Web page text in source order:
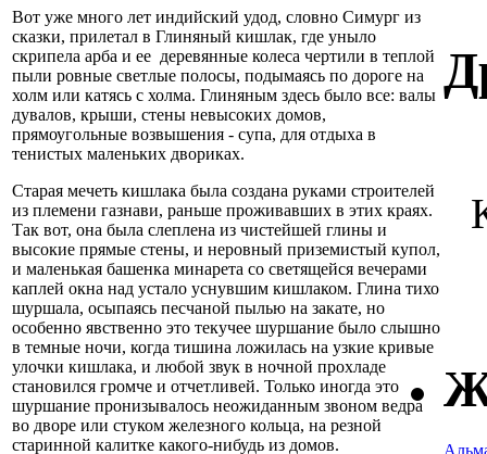
Вот уже много лет индийский удод, словно Симург из
сказки, прилетал в Глиняный кишлак, где уныло
скрипела арба и ее деревянные колеса чертили в теплой
пыли ровные светлые полосы, подымаясь по дороге на
холм или катясь с холма. Глиняным здесь было все: валы
дувалов, крыши, стены невысоких домов,
прямоугольные возвышения - супа, для отдыха в
тенистых маленьких двориках.
Старая мечеть кишлака была создана руками строителей
из племени газнави, раньше проживавших в этих краях.
Так вот, она была слеплена из чистейшей глины и
высокие прямые стены, и неровный приземистый купол,
и маленькая башенка минарета со светящейся вечерами
каплей окна над устало уснувшим кишлаком. Глина тихо
шуршала, осыпаясь песчаной пылью на закате, но
особенно явственно это текучее шуршание было слышно
в темные ночи, когда тишина ложилась на узкие кривые
улочки кишлака, и любой звук в ночной прохладе
становился громче и отчетливей. Только иногда это
шуршание пронизывалось неожиданным звоном ведра
во дворе или стуком железного кольца, на резной
старинной калитке какого-нибудь из домов.